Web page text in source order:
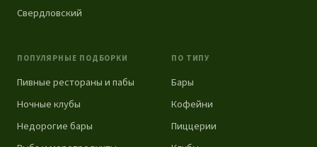
Свердловский
ПОПУЛЯРНЫЕ ПОДБОРКИ
Пивные рестораны и пабы
Ночные клубы
Недорогие бары
ПО ТИПУ
Бары
Кофейни
Пиццерии